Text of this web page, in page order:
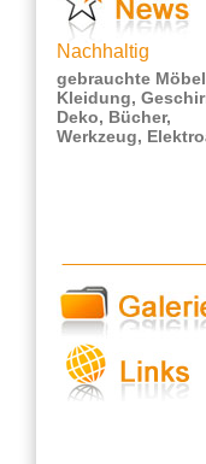
Nachhaltig
gebrauchte
Kleidung,
Deko, Bücher,
Werkzeug,